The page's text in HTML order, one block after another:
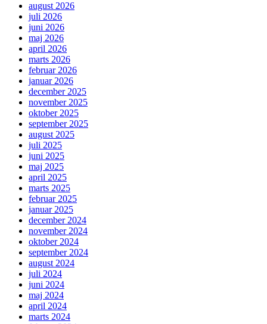
august 2026
juli 2026
juni 2026
maj 2026
april 2026
marts 2026
februar 2026
januar 2026
december 2025
november 2025
oktober 2025
september 2025
august 2025
juli 2025
juni 2025
maj 2025
april 2025
marts 2025
februar 2025
januar 2025
december 2024
november 2024
oktober 2024
september 2024
august 2024
juli 2024
juni 2024
maj 2024
april 2024
marts 2024